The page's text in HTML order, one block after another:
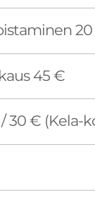
45 €
€ (Kela-